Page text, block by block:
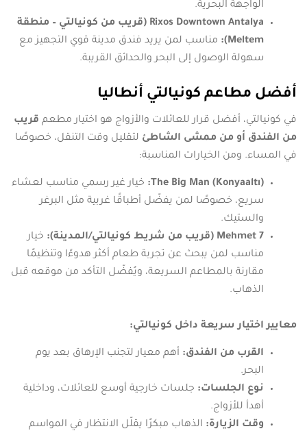
الواجهة البحرية.
Rixos Downtown Antalya (قريب من كونيالتي – منطقة
Meltem):
مناسب لمن يريد فندق مدينة قوي التجهيز مع
سهولة الوصول إلى البحر والحدائق القريبة.
أفضل مطاعم كونيالتي أنطاليا
في كونيالتي، أفضل قرار للعائلات والأزواج هو اختيار مطعم قريب
من الفندق أو من ممشى الشاطئ لتقليل وقت التنقل، خصوصًا
في المساء. ومن الخيارات المناسبة:
The Big Man (Konyaaltı):
خيار غير رسمي مناسب لعشاء
سريع، خصوصًا لمن يفضّل أطباقًا غربية مثل البرغر
والستيك.
7 Mehmet (قريب من شريط كونيالتي/المدينة):
خيار
مناسب لمن يبحث عن تجربة طعام أكثر هدوءًا وتنظيمًا
مقارنة بالمطاعم السريعة، ويُفضّل التأكد من موقعه قبل
الذهاب.
معايير اختيار سريعة داخل كونيالتي:
القرب من الفندق: أهم معيار لتجنب الإرهاق بعد يوم
البحر.
نوع الجلسات: جلسات خارجية أوسع للعائلات، وداخلية
أهدأ للأزواج.
وقت الزيارة: الذهاب مبكرًا يقلّل الانتظار في المواسم